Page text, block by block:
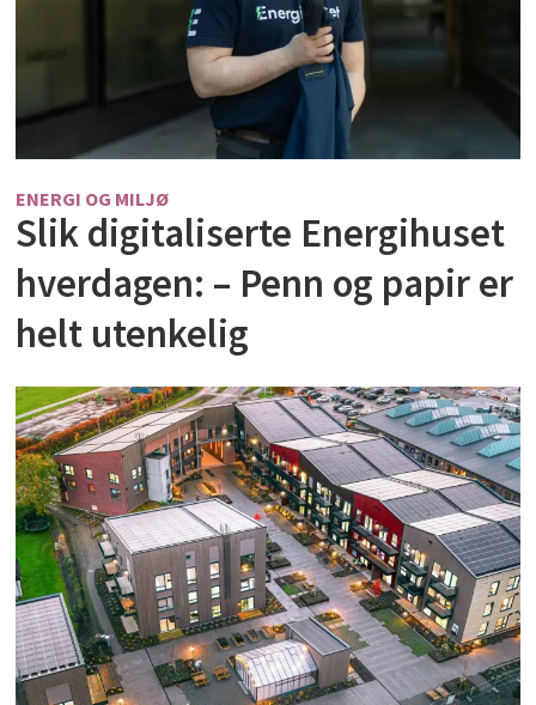
ENERGI OG MILJØ
Slik digitaliserte Energihuset
hverdagen: – Penn og papir er
helt utenkelig